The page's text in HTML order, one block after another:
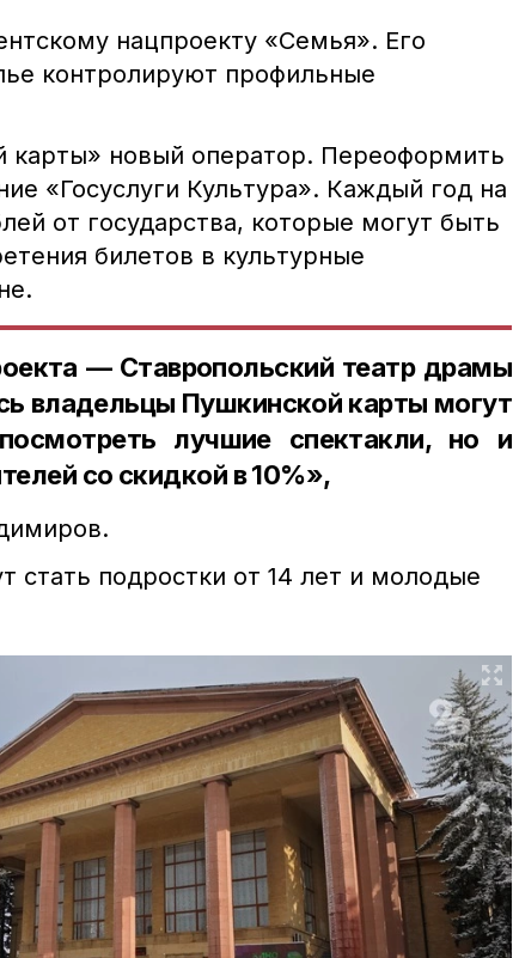
нацпроекту «Семья». Его
контролируют профильные
карты» новый оператор. Переоформить
«Госуслуги Культура». Каждый год на
от государства, которые могут быть
билетов в культурные
— Ставропольский театр драмы
владельцы Пушкинской карты могут
лучшие спектакли, но и
со скидкой в 10%»,
стать подростки от 14 лет и молодые